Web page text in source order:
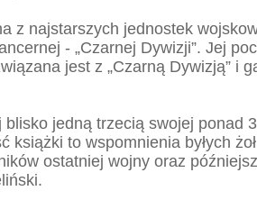
z najstarszych jednostek
- „Czarnej Dywizji”. Jej
jest z „Czarną Dywizją” i
blisko jedną trzecią swojej ponad
książki to wspomnienia byłych
ostatniej wojny oraz